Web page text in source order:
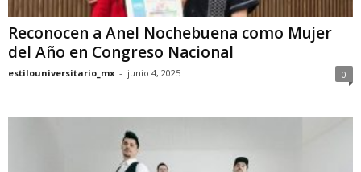
Reconocen a Anel Nochebuena como Mujer
del Año en Congreso Nacional
estilouniversitario_mx - junio 4, 2025 0